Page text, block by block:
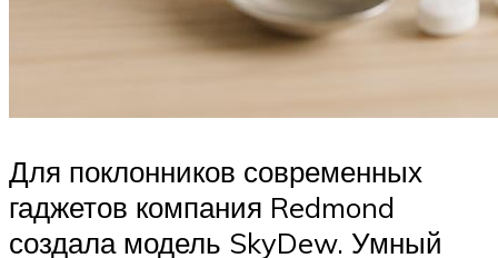
Для поклонников современных
гаджетов компания Redmond
создала модель SkyDew. Умный